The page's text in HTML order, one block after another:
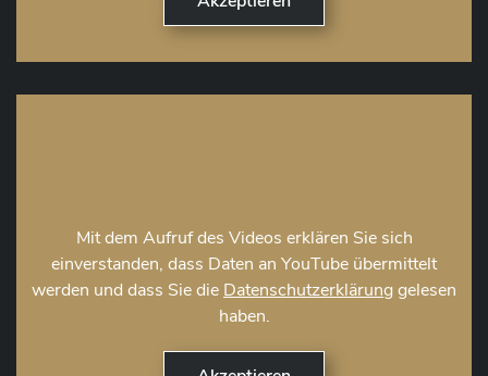
Mit dem Aufruf des Videos erklären Sie sich
einverstanden, dass Daten an YouTube übermittelt
werden und dass Sie die Datenschutzerklärunggelesen
haben.